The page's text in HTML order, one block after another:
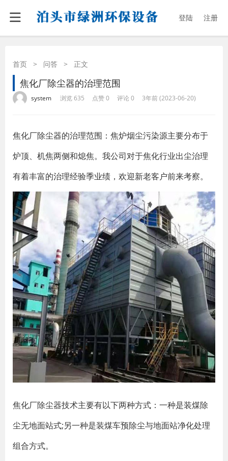
登陆 注册
首页 > 问答 > 正文
焦化厂除尘器的治理范围
system 浏览 635 点赞 0 评论 0 3年前 (2023-06-20)
焦化厂除尘器的治理范围：焦炉烟尘污染源主要分布于
炉顶、机焦两侧和熄焦。我公司对于焦化行业出尘治理
有着丰富的治理经验季业绩，欢迎新老客户前来考察。
焦化厂除尘器技术主要有以下两种方式：一种是装煤除
尘无地面站式;另一种是装煤车预除尘与地面站净化处理
组合方式。